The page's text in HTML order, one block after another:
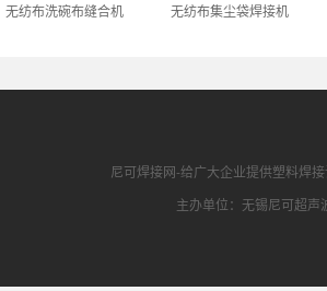
无纺布洗碗布缝合机 无纺布集尘袋焊接机
尼可焊接网-给广大企业提供塑料焊
主办单位：无锡尼可超